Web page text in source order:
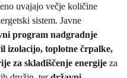
uvajajo večje količine
sistem. Javne
program nadgradnje
izolacijo, toplotne črpalke,
za skladiščenje energije za